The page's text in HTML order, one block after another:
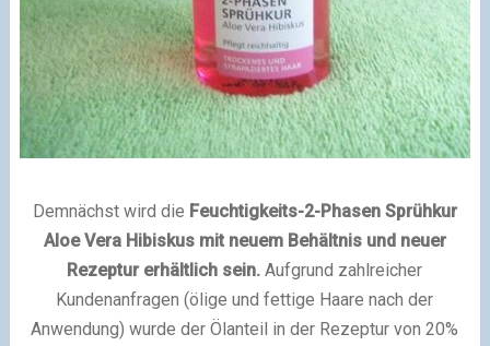
Demnächst wird die Feuchtigkeits-2-Phasen Sprühkur
Aloe Vera Hibiskus mit neuem Behältnis und neuer
Rezeptur erhältlich sein. Aufgrund zahlreicher
Kundenanfragen (ölige und fettige Haare nach der
Anwendung) wurde der Ölanteil in der Rezeptur von 20%